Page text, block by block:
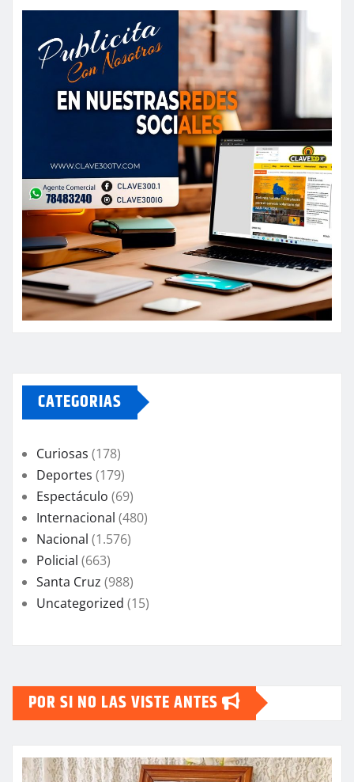
CATEGORIAS
Curiosas (178)
Deportes (179)
Espectáculo (69)
Internacional (480)
Nacional (1.576)
Policial (663)
Santa Cruz (988)
Uncategorized (15)
POR SI NO LAS VISTE ANTES